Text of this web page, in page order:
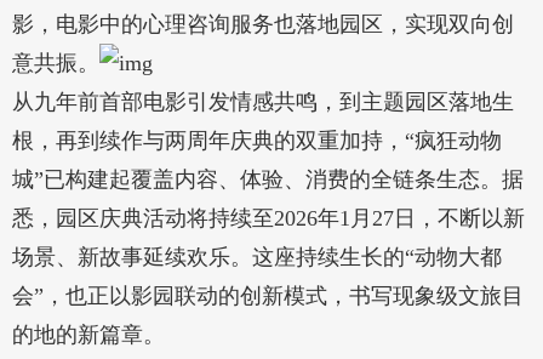
影，电影中的心理咨询服务也落地园区，实现双向创
意共振。
从九年前首部电影引发情感共鸣，到主题园区落地生
根，再到续作与两周年庆典的双重加持，“疯狂动物
城”已构建起覆盖内容、体验、消费的全链条生态。据
悉，园区庆典活动将持续至2026年1月27日，不断以新
场景、新故事延续欢乐。这座持续生长的“动物大都
会”，也正以影园联动的创新模式，书写现象级文旅目
的地的新篇章。